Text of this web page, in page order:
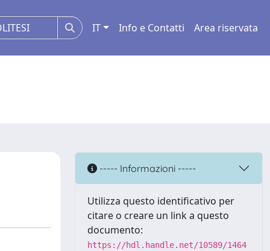
IT Info e Contatti Area riservata
----- Informazioni -----
Utilizza questo identificativo per
citare o creare un link a questo
documento:
https://hdl.handle.net/10589/1464